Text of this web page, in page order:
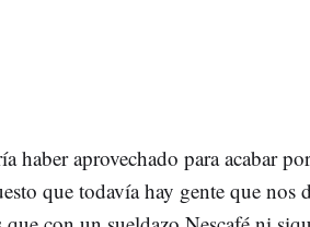
haber aprovechado para acabar
que todavía hay gente que nos